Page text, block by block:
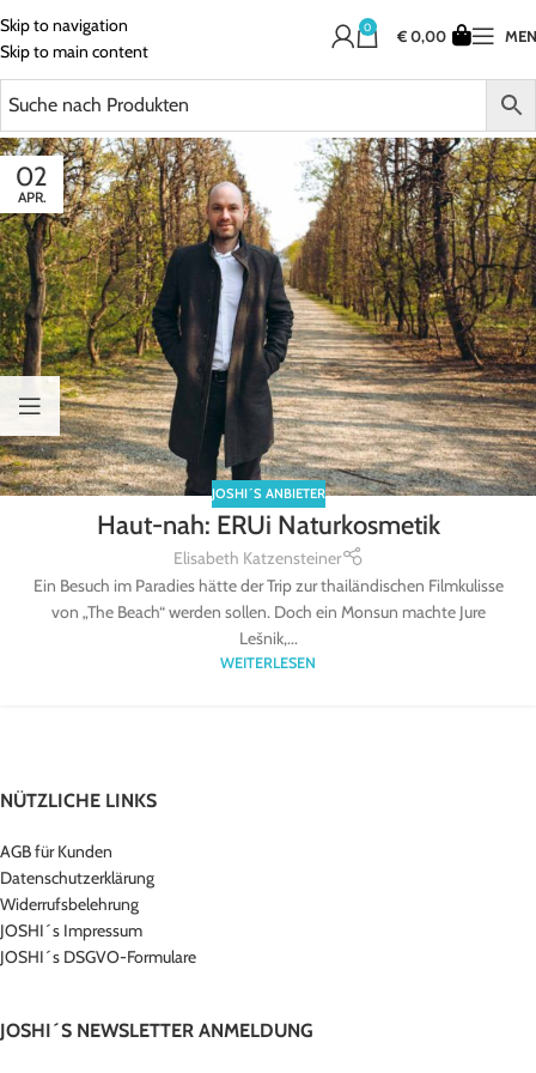
Skip to navigation
Skip to main content
0 €0,00
02
APR.
JOSHI´S ANBIETER
Haut-nah: ERUi Naturkosmetik
Elisabeth Katzensteiner
Ein Besuch im Paradies hätte der Trip zur thailändischen Filmkulisse
von „The Beach“ werden sollen. Doch ein Monsun machte Jure
Lešnik,...
WEITERLESEN
NÜTZLICHE LINKS
AGB für Kunden
Datenschutzerklärung
Widerrufsbelehrung
JOSHI´s Impressum
JOSHI´s DSGVO-Formulare
JOSHI´S NEWSLETTER ANMELDUNG